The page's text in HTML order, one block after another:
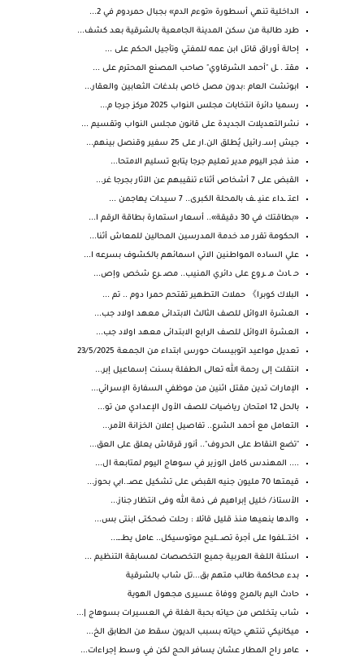
الداخلية تنهي أسطورة «توءم الدم» بجبال حمردوم في 2...
طرد طالبة من سكن المدينة الجامعية بالشرقية بعد كشف...
إحالة أوراق قاتل ابن عمه للمفتي وتأجيل الحكم على ...
مقتـ . ـل "أحمد الشرقاوي" صاحب المصنع المحترم على ...
ابوتشت العام :بدون مصل خاص بلدغات الثعابين والعقار...
رسميا دائرة انتخابات مجلس النواب 2025 ‏مركز جرجا م...
نشرالتعديلات الجديدة على قانون مجلس النواب وتقسيم ...
جيش إسـ.رائيل يُطلق الن.ار على 25 سفير وقنصل بينهم...
منذ فجر اليوم مدير تعليم جرجا يتابع تسليم الامتحا...
القبض على 7 أشخاص أثناء تنقيبهم عن الآثار بجرجا غر...
اعتـ ـداء عنيـ ـف بالمحلة الكبرى.. 7 سيدات يهاجمن ...
«بطاقتك في 30 دقيقة».. أسعار استمارة بطاقة الرقم ا...
الحكومة تقرر مد خدمة المدرسين المحالين للمعاش أثنا...
علي الساده المواطنين الاتي اسمائهم بالكشوف بسرعه ا...
حـ ـادث مـ ـروع على دائري المنيب.. مصـ ـرع شخص وإص...
البلاك كوبرا》 حملات التطهير تقتحم حمرا دوم .. تم ...
العشرة الاوائل للصف الثالث الابتدائى معهد اولاد جب...
العشرة الاوائل للصف الرابع الابتدائى معهد اولاد جب...
تعديل مواعيد اتوبيسات حورس ابتداء من الجمعة 23/5/2025
انتقلت إلى رحمة الله تعالى الطفلة بسنت إسماعيل إبر...
الإمارات تدين مقتل اثنين من موظفي السفارة الإسرائي...
بالحل 12 امتحان رياضيات للصف الأول الإعدادي من تو...
التعامل مع أحمد الشرع.. تفاصيل إعلان الخزانة الأمر...
"تضع النقاط على الحروف".. أنور قرقاش يعلق على العق...
.... المهندس كامل الوزير في سوهاج اليوم لمتابعة ال...
قيمتها 70 مليون جنيه القبض على تشكيل عصـ..ابي بحوز...
الأستاذ/ خليل إبراهيم فى ذمة الله وفى انتظار جناز...
والدها ينعيها منذ قليل قائلا : رحلت ضحكتى ابنتى بس...
اختـ.ـلفوا على أجرة تصـ.ـليح موتوسيكل.. عامل يطـ.ـ...
اسئلة اللغة العربية جميع التخصصات لمسابقة التنظيم ...
بدء محاكمة طالب متهم بق...تل شاب بالشرقية
حادث اليم بالمرج ووفاة عسيرى مجهول الهوية
شاب يتخلص من حياته بحبة الغلة في العسيرات بسوهاج |...
ميكانيكي تنتهي حياته بسبب الديون سقط من الطابق الخ...
عامر راح المطار عشان يسافر الحج لكن في وسط إجراءات...